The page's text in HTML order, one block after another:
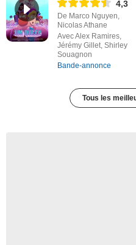
4,3
De Marco Nguyen,
Nicolas Athane
Avec Alex Ramires,
Jérémy Gillet, Shirley
Souagnon
Bande-annonce
Tous les